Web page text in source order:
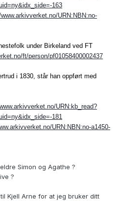
163
URN:NBN:no-
under Birkeland ved FT
ft/person/pf01058400002437
i 1830, står han oppført med
URN:kb_read?
181
URN:NBN:no-a1450-
Simon og Agathe ?
?
Kjell Arne for at jeg bruker ditt